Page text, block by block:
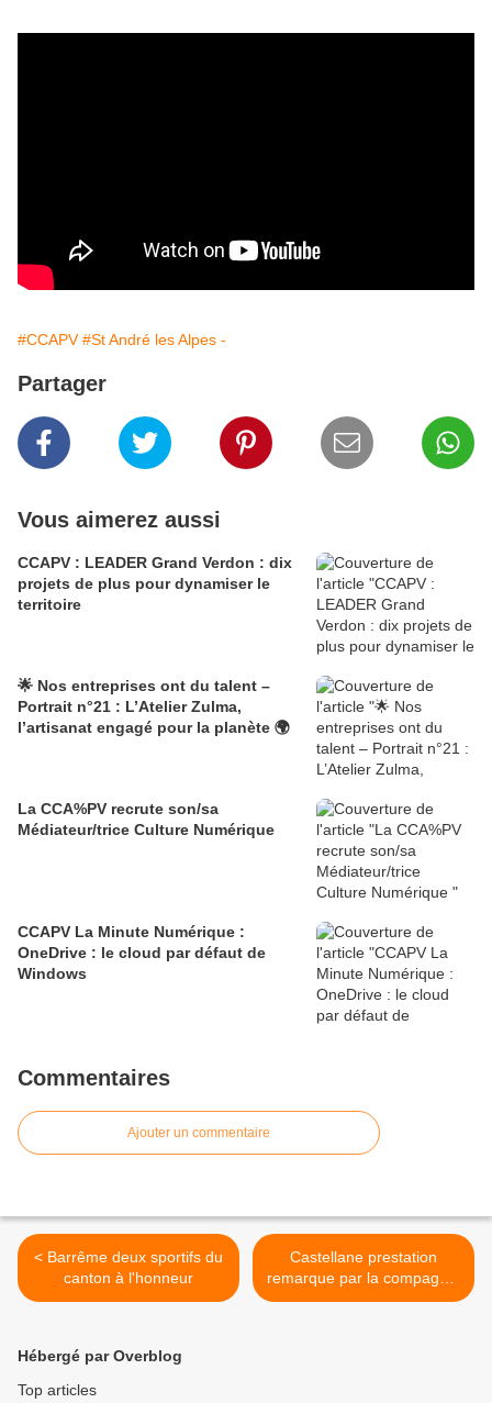
#CCAPV #St André les Alpes -
Partager
Vous aimerez aussi
CCAPV : LEADER Grand Verdon : dix
projets de plus pour dynamiser le
territoire
🌟 Nos entreprises ont du talent –
Portrait n°21 : L’Atelier Zulma,
l’artisanat engagé pour la planète 🌍
La CCA%PV recrute son/sa
Médiateur/trice Culture Numérique
CCAPV La Minute Numérique :
OneDrive : le cloud par défaut de
Windows​​​​​​​
Commentaires
Ajouter un commentaire
< Barrême deux sportifs du
canton à l'honneur
Castellane prestation
remarque par la compagnie
des Clous le 29 septembre
Hébergé par Overblog
Top articles